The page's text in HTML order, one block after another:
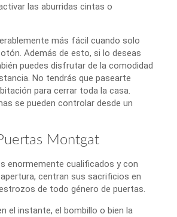
las aburridas cintas o
más fácil cuando solo
Además de esto, si lo deseas
puedes disfrutar de la comodidad
No tendrás que pasearte
para cerrar toda la casa.
se pueden controlar desde un
Montgat
enormemente cualificados y con
centran sus sacrificios en
de todo género de puertas.
el instante, el bombillo o bien la